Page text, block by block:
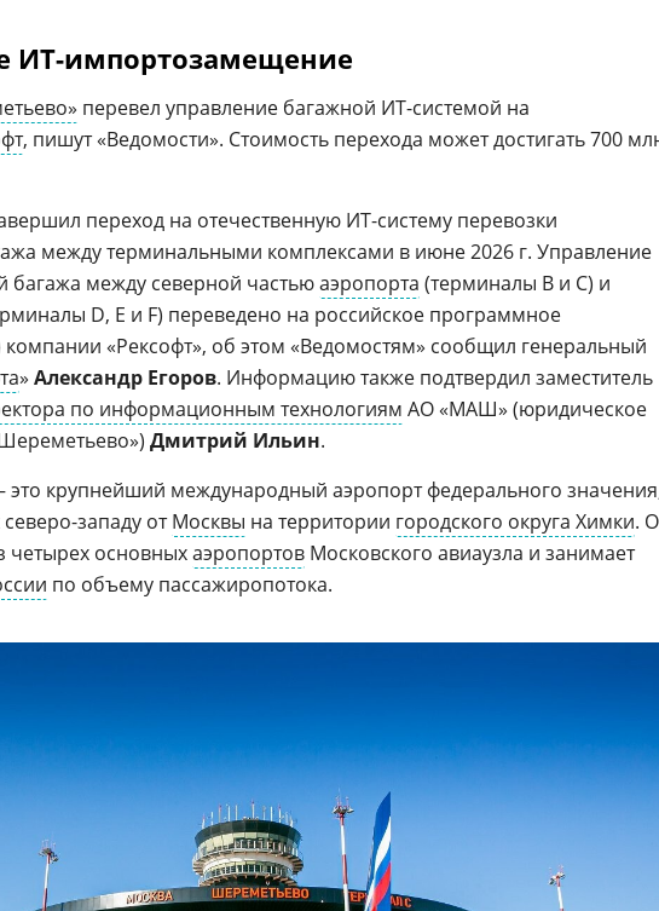
ИТ-импортозамещение
перевел управление багажной ИТ-системой на
, пишут «Ведомости». Стоимость перехода может достигать 700
переход на отечественную ИТ-систему перевозки
между терминальными комплексами в июне 2026 г. Управление
багажа между северной частьюаэропорта (терминалы B и C) и
D, E и F) переведено на российское программное
«Рексофт», об этом «Ведомостям» сообщил генеральный
» Александр Егоров. Информацию также подтвердил заместитель
по информационным технологиям АО «МАШ» (юридическое
Дмитрий Ильин.
крупнейший международный аэропорт федерального
западу отМосквы на территории городского округа Химки.
четырех основныхаэропортов Московского авиаузла и занимает
по объему пассажиропотока.